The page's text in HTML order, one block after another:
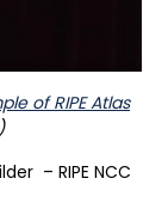
of RIPE Atlas
– RIPE NCC